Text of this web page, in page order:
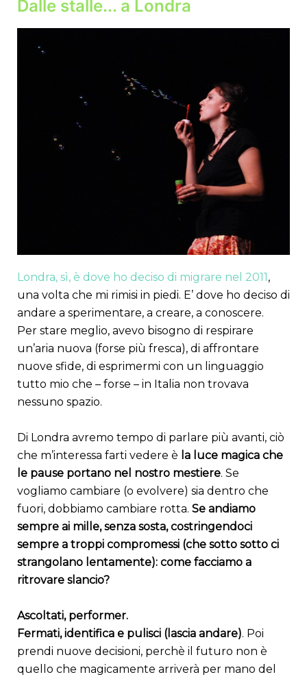
Dalle stalle... a Londra
Londra, sì, è dove ho deciso di migrare nel 2011,
una volta che mi rimisi in piedi. E’ dove ho deciso di
andare a sperimentare, a creare, a conoscere.
Per stare meglio, avevo bisogno di respirare
un’aria nuova (forse più fresca), di affrontare
nuove sfide, di esprimermi con un linguaggio
tutto mio che – forse – in Italia non trovava
nessuno spazio.
Di Londra avremo tempo di parlare più avanti, ciò
che m’interessa farti vedere è la luce magica che
le pause portano nel nostro mestiere. Se
vogliamo cambiare (o evolvere) sia dentro che
fuori, dobbiamo cambiare rotta. Se andiamo
sempre ai mille, senza sosta, costringendoci
sempre a troppi compromessi (che sotto sotto ci
strangolano lentamente): come facciamo a
ritrovare slancio?
Ascoltati, performer.
Fermati, identifica e pulisci (lascia andare). Poi
prendi nuove decisioni, perchè il futuro non è
quello che magicamente arriverà per mano del